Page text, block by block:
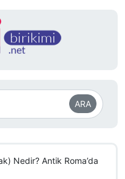
ARA
Nedir? Antik Roma’da